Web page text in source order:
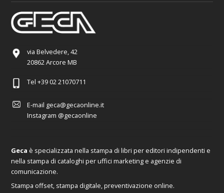
via Belvedere, 42
20862 Arcore MB
Tel +39 02 21070711
E-mail geca@gecaonline.it
Instagram @gecaonline
Geca è specializzata nella stampa di libri per editori indipendenti e
nella stampa di cataloghi per uffici marketing e agenzie di
comunicazione.
Stampa offset, stampa digitale, preventivazione online.